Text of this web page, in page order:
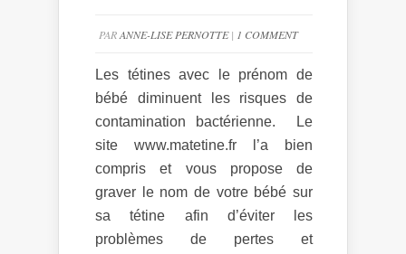
PARANNE-LISE PERNOTTE| 1 COMMENT
Les tétines avec le prénom de
bébé diminuent les risques de
contamination bactérienne. Le
site www.matetine.fr l’a bien
compris et vous propose de
graver le nom de votre bébé sur
sa tétine afin d’éviter les
problèmes de pertes et